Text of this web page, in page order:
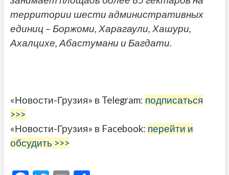
территории шести административных
единиц– Боржоми, Харагаули, Хашури,
Ахалцихе, Абастумани и Багдати.
«Новости-Грузия» в Telegram: подписаться
>>>
«Новости-Грузия» в Facebook: перейти и
обсудить >>>